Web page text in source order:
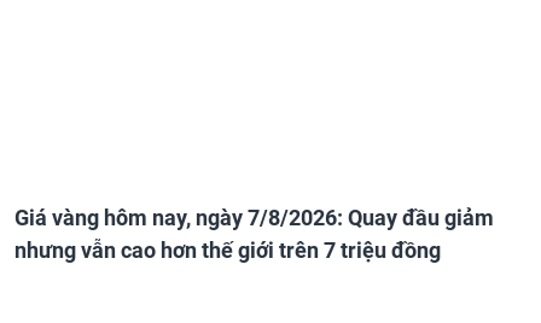
Giá vàng hôm nay, ngày 7/8/2026: Quay đầu giảm
nhưng vẫn cao hơn thế giới trên 7 triệu đồng